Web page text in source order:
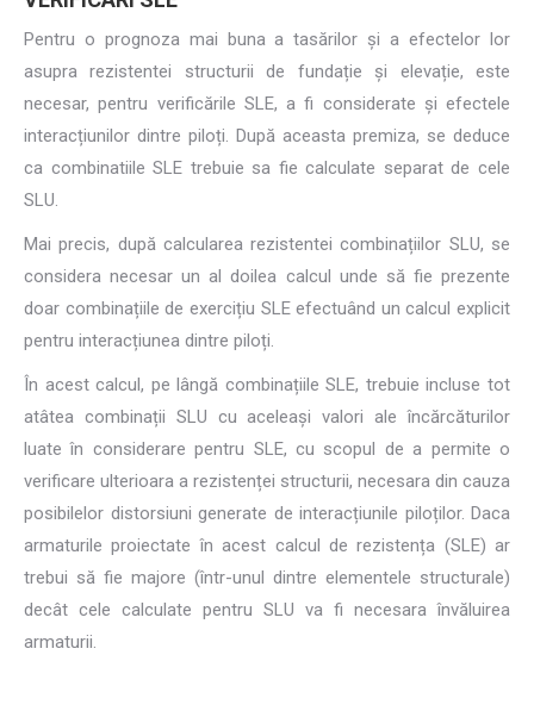
Pentru o prognoza mai buna a tasărilor și a efectelor lor
asupra rezistentei structurii de fundație și elevație, este
necesar, pentru verificările SLE, a fi considerate și efectele
interacțiunilor dintre piloți. După aceasta premiza, se deduce
ca combinatiile SLE trebuie sa fie calculate separat de cele
SLU.
Mai precis, după calcularea rezistentei combinațiilor SLU, se
considera necesar un al doilea calcul unde să fie prezente
doar combinațiile de exercițiu SLE efectuând un calcul explicit
pentru interacțiunea dintre piloți.
În acest calcul, pe lângă combinațiile SLE, trebuie incluse tot
atâtea combinații SLU cu aceleași valori ale încărcăturilor
luate în considerare pentru SLE, cu scopul de a permite o
verificare ulterioara a rezistenței structurii, necesara din cauza
posibilelor distorsiuni generate de interacțiunile piloților. Daca
armaturile proiectate în acest calcul de rezistența (SLE) ar
trebui să fie majore (într-unul dintre elementele structurale)
decât cele calculate pentru SLU va fi necesara învăluirea
armaturii.